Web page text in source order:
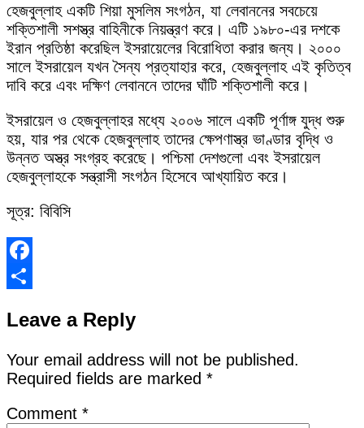
হেজবুল্লাহ একটি শিয়া মুসলিম সংগঠন, যা লেবাননের সবচেয়ে
শক্তিশালী সশস্ত্র বাহিনীকে নিয়ন্ত্রণ করে। এটি ১৯৮০-এর দশকে
ইরান প্রতিষ্ঠা করেছিল ইসরায়েলের বিরোধিতা করার জন্য। ২০০০
সালে ইসরায়েল যখন সৈন্য প্রত্যাহার করে, হেজবুল্লাহ এই কৃতিত্ব
দাবি করে এবং দক্ষিণ লেবাননে তাদের ঘাঁটি শক্তিশালী করে।
ইসরায়েল ও হেজবুল্লাহর মধ্যে ২০০৬ সালে একটি পূর্ণাঙ্গ যুদ্ধ শুরু
হয়, যার পর থেকে হেজবুল্লাহ তাদের ক্ষেপণাস্ত্র ভাণ্ডার বৃদ্ধি ও
উন্নত অস্ত্র সংগ্রহ করেছে। পশ্চিমা দেশগুলো এবং ইসরায়েল
হেজবুল্লাহকে সন্ত্রাসী সংগঠন হিসেবে আখ্যায়িত করে।
সূত্র: বিবিসি
Facebook
Leave a Reply
Your email address will not be published.
Required fields are marked *
Comment *